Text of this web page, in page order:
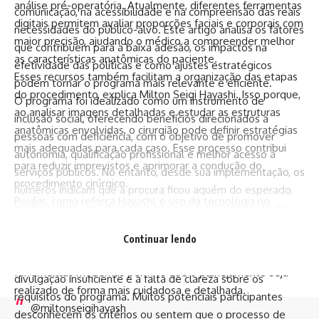
análise pré-operatória. Atualmente, diferentes ferramentas
digitais permitem avaliar proporções faciais e corporais com
maior precisão, ajudando o médico a compreender melhor
as características anatômicas do paciente.
Esses recursos também facilitam a organização das etapas
do procedimento, explica Milton Seigi Hayashi. Isso porque,
ao analisar imagens detalhadas e estudar as estruturas
anatômicas envolvidas, o cirurgião pode definir estratégias
mais adequadas para cada caso. Esse processo contribui
para reduzir imprevistos e aprimorar a condução do
procedimento cirúrgico.
Porém, como reforça Hayashi, o uso da tecnologia no
funciona como um complemento importante para a análise
ferramentas modernas permite que o planejamento seja
realizado de forma mais cuidadosa e detalhada.
@miltonseigihayash
comunicação, na acessibilidade e na compreensão das reais
necessidades do público-alvo. Este artigo analisa os fatores
que contribuem para a baixa adesão, os impactos na
efetividade das políticas e como ajustes estratégicos
podem tornar o programa mais relevante e eficiente.
O programa foi idealizado como um instrumento de
inclusão social, oferecendo benefícios direcionados a
pessoas com deficiência, com o objetivo de promover
autonomia, qualificação profissional e melhor acesso a
serviços públicos. No entanto, desde sua implementação, os
números indicam que a procura ficou aquém do esperado,
divulgação insuficiente e à falta de clareza sobre os
requisitos do programa. Muitos potenciais participantes
desconhecem os critérios ou sentem que o processo de
Continuar lendo